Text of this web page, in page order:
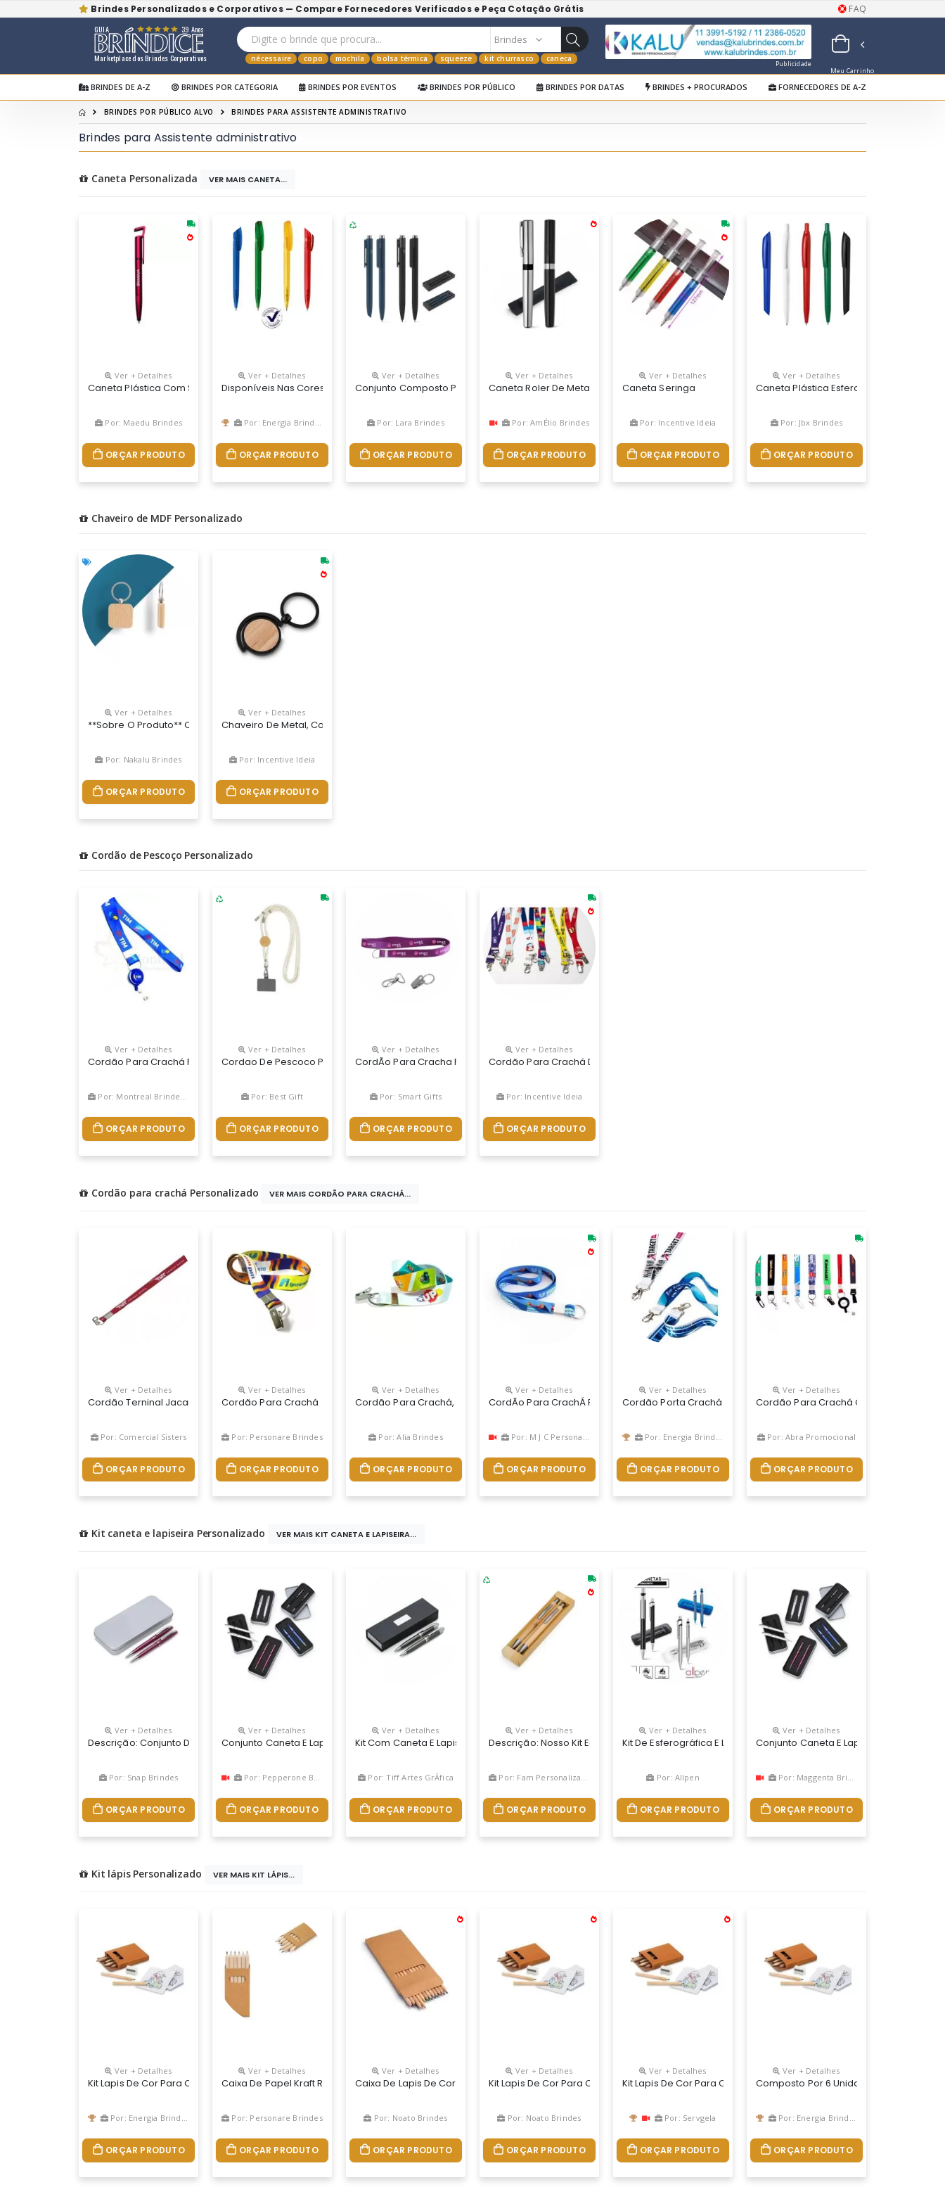
Brindes Personalizados e Corporativos — Compare Fornecedores Verificados e Peça Cotação Grátis FAQ
Marketplace dos Brindes Corporativos
GUIA 39 Anos
nécessaire copo mochila bolsa térmica squeeze kit churrasco caneca
Publicidade
Meu Carrinho
de Orçamentos
BRINDES DE A-Z BRINDES POR CATEGORIA BRINDES POR EVENTOS BRINDES POR PÚBLICO BRINDES POR DATAS BRINDES + PROCURADOS FORNECEDORES DE A-Z
BRINDES POR PÚBLICO ALVO BRINDES PARA ASSISTENTE ADMINISTRATIVO
Brindes para Assistente administrativo
Caneta Personalizada VER MAIS CANETA...
Ver + Detalhes
Caneta Plástica Com Suporte Para Celular, Ponteira Touch Screen E Limpador De Tela. Carga Esferográfica Azul E Acionamento Por Rotação.
Por: Maedu Brindes
ORÇAR PRODUTO
Ver + Detalhes
Disponíveis Nas Cores Verde, Amarelo, Azul E Vermelho, A Caneta Plástica Para Dar De Brinde Possui Carga De Tinta Para Até 2 Km De Escrita.
Por: Energia Brindes
ORÇAR PRODUTO
Ver + Detalhes
Conjunto Composto Por Uma Esferográfica E Uma Caneta Sem Tinta, Ambas Em Alumínio 94% Reciclado. A Esferográfica
Por: Lara Brindes
ORÇAR PRODUTO
Ver + Detalhes
Caneta Roler De Metal Com Tampa E Embalagem De Veludo.
Por: AmÉlio Brindes
ORÇAR PRODUTO
Ver + Detalhes
Caneta Seringa
Por: Incentive Ideia
ORÇAR PRODUTO
Ver + Detalhes
Caneta Plástica Esferográfica Retrátil
Por: Jbx Brindes
ORÇAR PRODUTO
Chaveiro de MDF Personalizado
Ver + Detalhes
**sobre O Produto** O **chaveiro De Madeira Quadrado Personalizado Com Impressão Uv** É Um Brinde Elegante E Sustentável, Ideal Para Empresas, Eventos, Feiras E Ações
Por: Nakalu Brindes
ORÇAR PRODUTO
Ver + Detalhes
Chaveiro De Metal, Com Detalhe Circular De Bambu. Acompanha Estojo De Papel
Por: Incentive Ideia
ORÇAR PRODUTO
Cordão de Pescoço Personalizado
Ver + Detalhes
Cordão Para Crachá Produzido Em Poliéster Acetinado Acabamento Argola E Roller Clip. Personalizado Com Impressão Digital Em Alta Definição Sem Limites De Cores. Disponíveis Nos
Por: Montreal Brindes Corporativos
ORÇAR PRODUTO
Ver + Detalhes
Cordao De Pescoco Para Celular Em Algodao Reciclado
Por: Best Gift
ORÇAR PRODUTO
Ver + Detalhes
CordÃo Para Cracha Personalizado
Por: Smart Gifts
ORÇAR PRODUTO
Ver + Detalhes
Cordão Para Crachá De 20 Mm, Gravação Digital, Sem Limite De Cores.
Por: Incentive Ideia
ORÇAR PRODUTO
Cordão para crachá Personalizado VER MAIS CORDÃO PARA CRACHÁ...
Ver + Detalhes
Cordão Terninal Jacare
Por: Comercial Sisters
ORÇAR PRODUTO
Ver + Detalhes
Cordão Para Crachá
Por: Personare Brindes
ORÇAR PRODUTO
Ver + Detalhes
Cordão Para Crachá, Personalização Em Impressão Digital. Tamanho De Sua Preferência
Por: Alia Brindes
ORÇAR PRODUTO
Ver + Detalhes
CordÃo Para CrachÁ Personalizado
Por: M J C Personalizados
ORÇAR PRODUTO
Ver + Detalhes
Cordão Porta Crachá
Por: Energia Brindes
ORÇAR PRODUTO
Ver + Detalhes
Cordão Para Crachá Com Terminal A
Por: Abra Promocional
ORÇAR PRODUTO
Kit caneta e lapiseira Personalizado VER MAIS KIT CANETA E LAPISEIRA...
Ver + Detalhes
Descrição: Conjunto De Caneta E Lapiseira Metálicas Em Estojo Metal. Caneta E Lapiseira Possuem Acabamento Brilhante, Carga Esferográfica Azul De 1.0mm E Acionamento Por
Por: Snap Brindes
ORÇAR PRODUTO
Ver + Detalhes
Conjunto Caneta E Lapiseira Metal Personalizado
Por: Pepperone Brindes
ORÇAR PRODUTO
Ver + Detalhes
Kit Com Caneta E Lapiseira Em Estojo De Cartonagem Com Placa Central Para Personalização. Clip Metal E Anel Central
Por: Tiff Artes GrÁfica
ORÇAR PRODUTO
Ver + Detalhes
Descrição: Nosso Kit Ecológico De Caneta E Lapiseira De Bambu É Excelente Para Quem Busca
Por: Fam PersonalizaÇÕes
ORÇAR PRODUTO
Ver + Detalhes
Kit De Esferográfica E Lapiseira. Alumínio. Esferográfica: 1,5km De
Por: Allpen
ORÇAR PRODUTO
Ver + Detalhes
Conjunto Caneta E Lapiseira Metal
Por: Maggenta Brindes
ORÇAR PRODUTO
Kit lápis Personalizado VER MAIS KIT LÁPIS...
Ver + Detalhes
Kit Lapis De Cor Para Colorir Personalizado
Por: Energia Brindes
ORÇAR PRODUTO
Ver + Detalhes
Caixa De Papel Kraft Reciclado Com 6 Mini Lápis De Cor. Produto Certificado De Acordo Com A Portaria Inmetro Nº423 De 8/out/2021. 45 X 90 X 9 Mm
Por: Personare Brindes
ORÇAR PRODUTO
Ver + Detalhes
Caixa De Lapis De Cor Para Brindes, Com 12 Unidades De Lápis Coloridos, A Caixa De Lápis De Cor Para Brindes É O
Por: Noato Brindes
ORÇAR PRODUTO
Ver + Detalhes
Kit Lapis De Cor Para Colorir Personalizado, Composto Por 6 Unidade De Lápis, 15 Cartões Para
Por: Noato Brindes
ORÇAR PRODUTO
Ver + Detalhes
Kit Lapis De Cor Para Colorir Personalizado
Por: Servgela
ORÇAR PRODUTO
Ver + Detalhes
Composto Por 6 Unidade De Lápis, 15
Por: Energia Brindes
ORÇAR PRODUTO